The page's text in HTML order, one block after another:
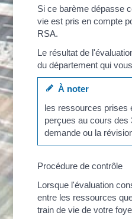
Si ce barème dépasse
vie est pris en compte
RSA.
Le résultat de
du département qui
À noter
les ressources prises
perçues au cours des
demande ou la
Procédure de contrôle
Lorsque l'évaluation
entre les ressources
train de vie de votre